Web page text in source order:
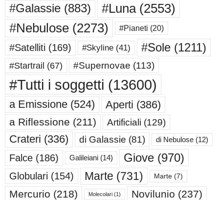
#Galassie (883) #Luna(2553)
#Nebulose (2273) #Pianeti (20)
#Satelliti (169) #Skyline (41) #Sole (1211)
#Startrail (67) #Supernovae (113)
#Tutti i soggetti (13600)
a Emissione (524) Aperti (386)
a Riflessione (211) Artificiali (129)
Crateri (336) di Galassie (81) di Nebulose (12)
Falce (186) Galileiani (14) Giove (970)
Globulari (154) Marte (731) Marte (7)
Mercurio (218) Molecolari (1) Novilunio (237)